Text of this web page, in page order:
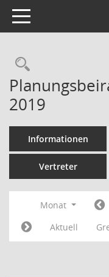
Toggle navigation
2019
Informationen
Vertreter
Monat
Aktuell